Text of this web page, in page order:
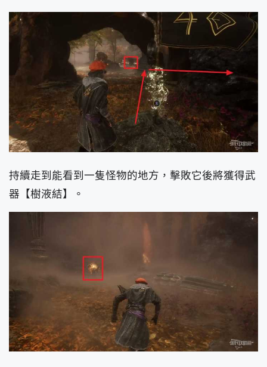
持續走到能看到一隻怪物的地方，擊敗它後將獲得武
器【樹液結】。